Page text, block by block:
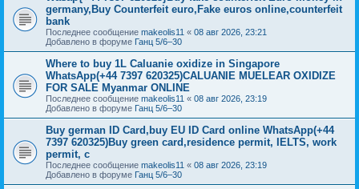
germany,Buy Counterfeit euro,Fake euros online,counterfeit
bank
Последнее сообщение makeolis11 « 08 авг 2026, 23:21
Добавлено в форуме Ганц 5/6–30
Where to buy 1L Caluanie oxidize in Singapore
WhatsApp(+44 7397 620325)CALUANIE MUELEAR OXIDIZE
FOR SALE Myanmar ONLINE
Последнее сообщение makeolis11 « 08 авг 2026, 23:19
Добавлено в форуме Ганц 5/6–30
Buy german ID Card,buy EU ID Card online WhatsApp(+44
7397 620325)Buy green card,residence permit, IELTS, work
permit, c
Последнее сообщение makeolis11 « 08 авг 2026, 23:19
Добавлено в форуме Ганц 5/6–30